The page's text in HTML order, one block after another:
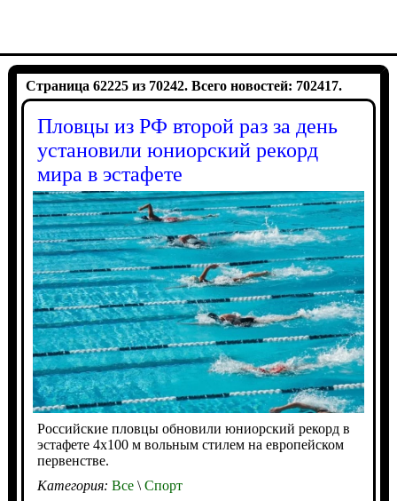
Страница 62225 из 70242. Всего новостей: 702417.
Пловцы из РФ второй раз за день
установили юниорский рекорд
мира в эстафете
Российские пловцы обновили юниорский рекорд в
эстафете 4x100 м вольным стилем на европейском
первенстве.
Категория: Все\Спорт